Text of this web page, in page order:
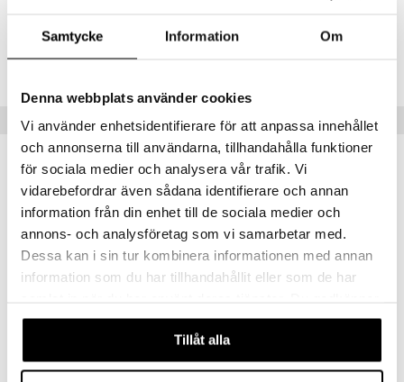
Samtycke Information Om
Denna webbplats använder cookies
Vi använder enhetsidentifierare för att anpassa innehållet
och annonserna till användarna, tillhandahålla funktioner
för sociala medier och analysera vår trafik. Vi
vidarebefordrar även sådana identifierare och annan
information från din enhet till de sociala medier och
annons- och analysföretag som vi samarbetar med.
Dessa kan i sin tur kombinera informationen med annan
information som du har tillhandahållit eller som de har
våra cookies vid fortsatt användande av vår webbplats.
Tillåt alla
Tuotenumero
IUF55-1.9-KL
Suositut tuotteet
BJØRN WIINBLAD
kampanja -15%
Saatavana useana vaihtoehtona
TOKYO DESIGN STUDIO